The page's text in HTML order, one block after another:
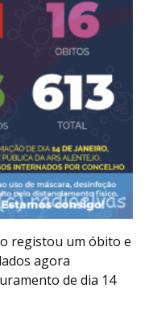
registou um óbito e
agora
de dia 14